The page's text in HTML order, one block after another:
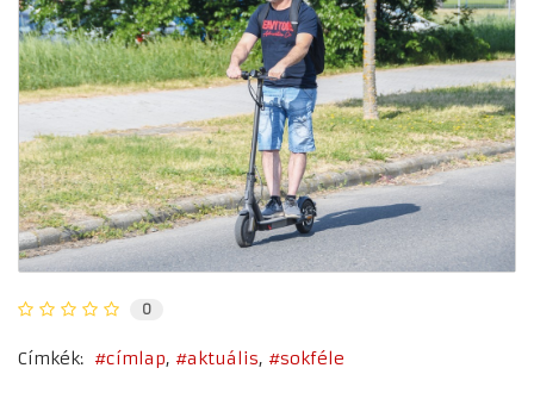
0
Címkék: címlap aktuális sokféle